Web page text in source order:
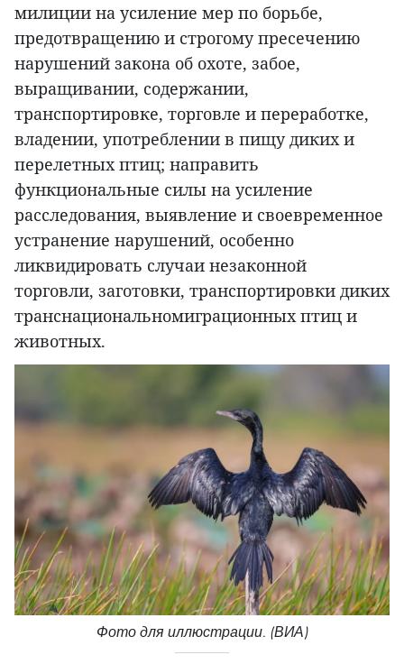
милиции на усиление мер по борьбе,
предотвращению и строгому пресечению
нарушений закона об охоте, забое,
выращивании, содержании,
транспортировке, торговле и переработке,
владении, употреблении в пищу диких и
перелетных птиц; направить
функциональные силы на усиление
расследования, выявление и своевременное
устранение нарушений, особенно
ликвидировать случаи незаконной
торговли, заготовки, транспортировки диких
транснациональномиграционных птиц и
животных.
Фото для иллюстрации. (ВИА)